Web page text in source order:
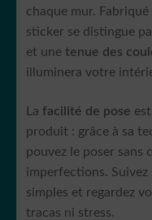
chaque mur.
sticker se distingue
et une tenue des
illuminera votre
La facilité de pose
produit : grâce à sa
pouvez le poser sans
imperfections.
simples et regardez
tracas ni stress.